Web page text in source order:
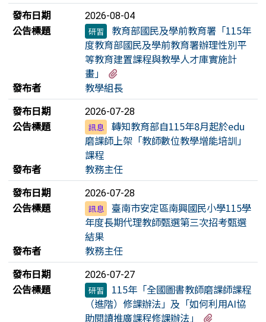
發布日期
2026-08-04
公告標題 研習
教育部國民及學前教育署「115年
度教育部國民及學前教育署辦理性別平
等教育建置課程與教學人才庫實施計
畫」
發布者
教學組長
發布日期
2026-07-28
公告標題 訊息
轉知教育部自115年8月起於edu
磨課師上架「教師數位教學增能培訓」
課程
發布者
教務主任
發布日期
2026-07-28
公告標題 訊息
臺南市安定區南興國民小學115學
年度長期代理教師甄選第三次招考甄選
結果
發布者
教務主任
發布日期
2026-07-27
公告標題 研習
115年「全國圖書教師磨課師課程
（進階）修課辦法」及「如何利用AI協
助閱讀推廣課程修課辦法」